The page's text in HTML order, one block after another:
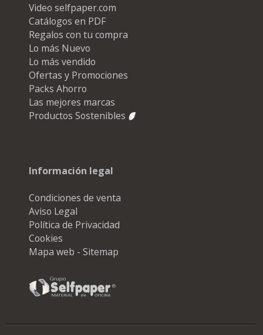
Video selfpaper.com
Catálogos en PDF
Regalos con tu compra
Lo más Nuevo
Lo más vendido
Ofertas y Promociones
Packs Ahorro
Las mejores marcas
Productos Sostenibles
Información legal
Condiciones de venta
Aviso Legal
Política de Privacidad
Cookies
Mapa web - Sitemap